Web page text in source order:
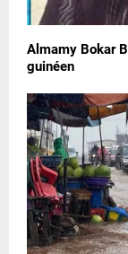
Almamy Bokar
guinéen